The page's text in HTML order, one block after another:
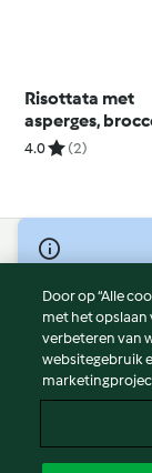
Risottata met
asperges,
champignons
4.0 (2)
© Copyright 2026
Privacybeleid
Disclaimer
Colofon
Verslag Inhoud
Door op “Alle
met het opslaan
verbeteren van
websitegebruik